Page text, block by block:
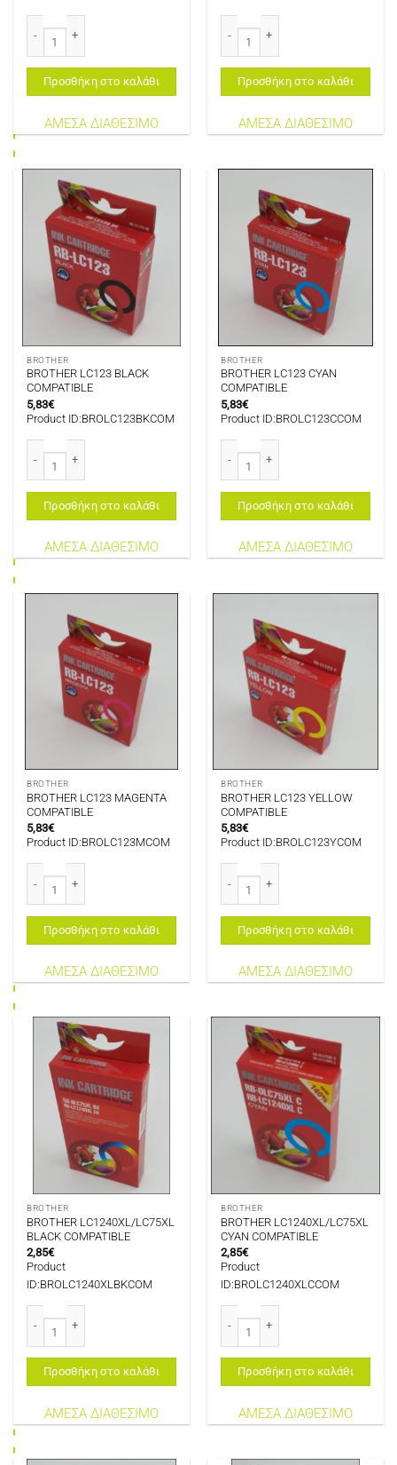
Προσθήκη στο καλάθι
ΑΜΕΣΑ ΔΙΑΘΕΣΙΜΟ
Προσθήκη στο καλάθι
ΑΜΕΣΑ ΔΙΑΘΕΣΙΜΟ
BROTHER
BROTHER LC123 BLACK
COMPATIBLE
5,83€
Product ID:BROLC123BKCOM
Προσθήκη στο καλάθι
ΑΜΕΣΑ ΔΙΑΘΕΣΙΜΟ
BROTHER
BROTHER LC123 CYAN
COMPATIBLE
5,83€
Product ID:BROLC123CCOM
Προσθήκη στο καλάθι
ΑΜΕΣΑ ΔΙΑΘΕΣΙΜΟ
BROTHER
BROTHER LC123 MAGENTA
COMPATIBLE
5,83€
Product ID:BROLC123MCOM
Προσθήκη στο καλάθι
ΑΜΕΣΑ ΔΙΑΘΕΣΙΜΟ
BROTHER
BROTHER LC123 YELLOW
COMPATIBLE
5,83€
Product ID:BROLC123YCOM
Προσθήκη στο καλάθι
ΑΜΕΣΑ ΔΙΑΘΕΣΙΜΟ
BROTHER
BROTHER LC1240XL/LC75XL
BLACK COMPATIBLE
2,85€
Product
ID:BROLC1240XLBKCOM
Προσθήκη στο καλάθι
ΑΜΕΣΑ ΔΙΑΘΕΣΙΜΟ
BROTHER
BROTHER LC1240XL/LC75XL
CYAN COMPATIBLE
2,85€
Product
ID:BROLC1240XLCCOM
Προσθήκη στο καλάθι
ΑΜΕΣΑ ΔΙΑΘΕΣΙΜΟ